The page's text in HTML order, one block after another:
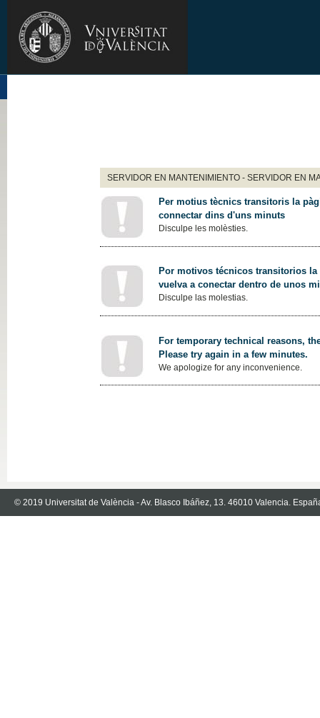
SERVIDOR EN MANTENIMIENTO - SERVIDOR EN
Per motius tècnics transitoris la
connectar dins d'uns minuts
Disculpe les molèsties.
Por motivos técnicos transitorios
vuelva a conectar dentro de unos
Disculpe las molestias.
For temporary technical reasons,
Please try again in a few minutes.
We apologize for any inconvenience.
© 2019 Universitat de València - Av. Blasco Ibáñez, 13. 46010 Valencia.